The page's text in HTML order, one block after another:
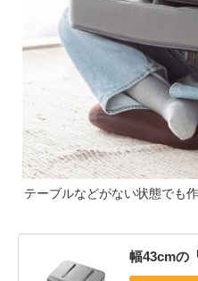
テーブルなどがない状態でも
幅43cmの